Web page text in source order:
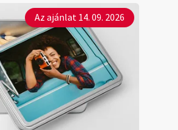
Az ajánlat 14. 09. 2026